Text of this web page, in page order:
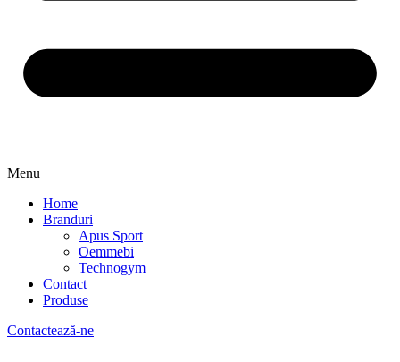
Menu
Home
Branduri
Apus Sport
Oemmebi
Technogym
Contact
Produse
Contactează-ne